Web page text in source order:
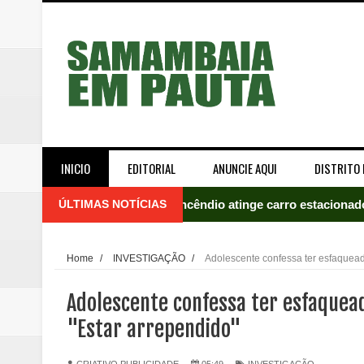
INICIO EDITORIAL ANUNCIE AQUI DISTRITO
ÚLTIMAS NOTÍCIAS Incêndio atinge carro
Agência do Trabalhador de
Home / INVESTIGAÇÃO / Adolescente confessa ter
Adolescente confessa ter
"Estar arrependido"